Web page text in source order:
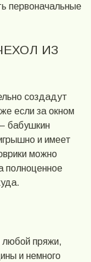
первоначальные
ИЗ
создадут
если за окном
бабушкин
и имеет
можно
полноценное
любой пряжи,
и немного